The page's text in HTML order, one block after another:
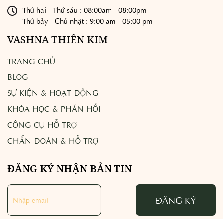
Thứ hai - Thứ sáu : 08:00am - 08:00pm
Thứ bảy - Chủ nhật : 9:00 am - 05:00 pm
VASHNA THIÊN KIM
TRANG CHỦ
BLOG
SỰ KIỆN & HOẠT ĐỘNG
KHÓA HỌC & PHẢN HỒI
CÔNG CỤ HỖ TRỢ
CHẨN ĐOÁN & HỖ TRỢ
ĐĂNG KÝ NHẬN BẢN TIN
ĐĂNG KÝ